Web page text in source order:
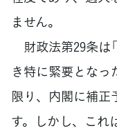
ません。
財政法第29条は
き特に緊要となっ
限り、内閣に補正
す。しかし、これ